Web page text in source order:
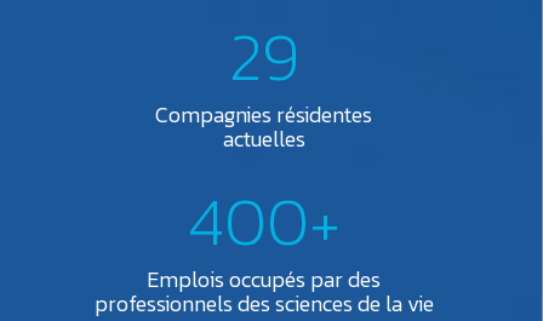
29
Compagnies résidentes
actuelles
400+
Emplois occupés par des
professionnels des sciences de la vie